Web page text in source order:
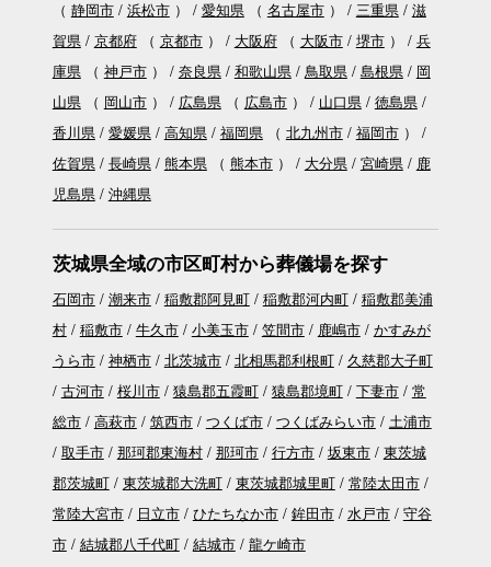
（ 静岡市 浜松市） 愛知県（ 名古屋市） 三重県
滋
賀県
京都府（ 京都市） 大阪府（ 大阪市 堺市）
兵
庫県（ 神戸市） 奈良県 和歌山県 鳥取県 島根県
岡
山県（ 岡山市） 広島県（ 広島市） 山口県
徳島県
香川県
愛媛県 高知県 福岡県（ 北九州市 福岡市）
佐賀県
長崎県 熊本県（ 熊本市） 大分県 宮崎県
鹿
児島県
沖縄県
茨城県全域の市区町村から葬儀場を探す
石岡市 潮来市 稲敷郡阿見町 稲敷郡河内町
稲敷郡美浦
村
稲敷市 牛久市 小美玉市 笠間市 鹿嶋市
かすみが
うら市
神栖市 北茨城市 北相馬郡利根町
久慈郡大子町
古河市
桜川市 猿島郡五霞町 猿島郡境町 下妻市
常
総市
高萩市 筑西市 つくば市 つくばみらい市
土浦市
取手市
那珂郡東海村 那珂市 行方市 坂東市
東茨城
郡茨城町
東茨城郡大洗町 東茨城郡城里町
常陸太田市
常陸大宮市
日立市 ひたちなか市 鉾田市 水戸市
守谷
市
結城郡八千代町 結城市 龍ケ崎市